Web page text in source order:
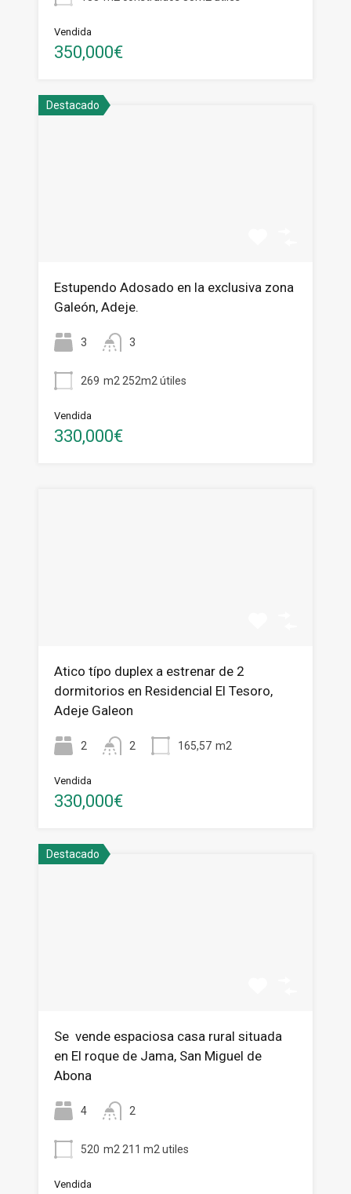
Vendida
350,000€
Destacado
Estupendo Adosado en la exclusiva zona
Galeón, Adeje.
3 3
269 m2 252m2 útiles
Vendida
330,000€
Atico típo duplex a estrenar de 2
dormitorios en Residencial El Tesoro,
Adeje Galeon
2 2 165,57 m2
Vendida
330,000€
Destacado
Se vende espaciosa casa rural situada
en El roque de Jama, San Miguel de
Abona
4 2
520 m2 211 m2 utiles
Vendida